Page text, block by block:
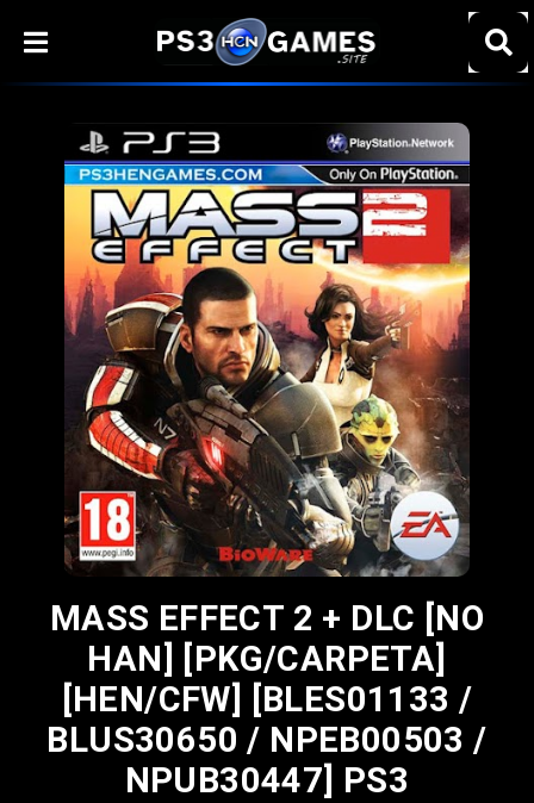
MASS EFFECT 2 + DLC [NO
HAN] [PKG/CARPETA]
[HEN/CFW] [BLES01133 /
BLUS30650 / NPEB00503 /
NPUB30447] PS3